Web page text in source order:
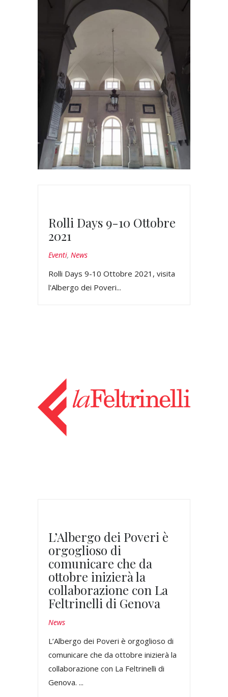
Rolli Days 9-10 Ottobre
2021
Eventi, News
Rolli Days 9-10 Ottobre 2021, visita
l'Albergo dei Poveri...
L’Albergo dei Poveri è
orgoglioso di
comunicare che da
ottobre inizierà la
collaborazione con La
Feltrinelli di Genova
News
L’Albergo dei Poveri è orgoglioso di
comunicare che da ottobre inizierà la
collaborazione con La Feltrinelli di
Genova. ...